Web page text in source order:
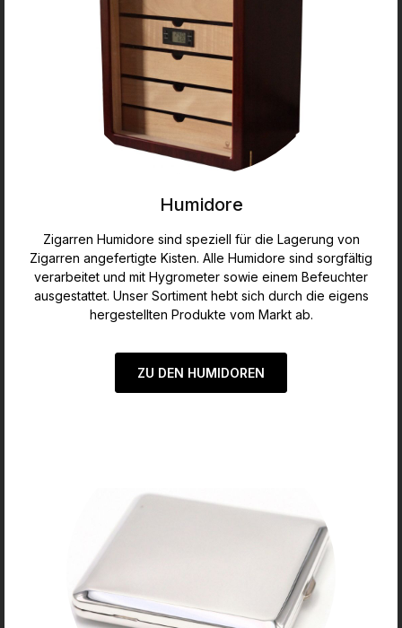
Humidore
Zigarren Humidore sind speziell für die Lagerung von
Zigarren angefertigte Kisten. Alle Humidore sind sorgfältig
verarbeitet und mit Hygrometer sowie einem Befeuchter
ausgestattet. Unser Sortiment hebt sich durch die eigens
hergestellten Produkte vom Markt ab.
ZU DEN HUMIDOREN